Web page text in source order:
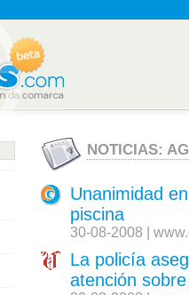
NOTICIAS:
Unanimidad
piscina
30-08-2008 |
La policía
atención